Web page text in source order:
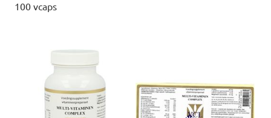
100 vcaps